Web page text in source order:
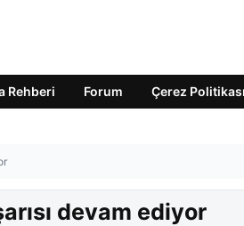
Rehberi Forum Çerez Politikası
devam ediyor